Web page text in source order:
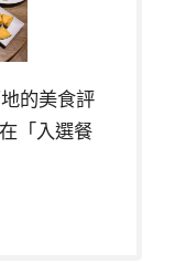
的美食評
「入選餐